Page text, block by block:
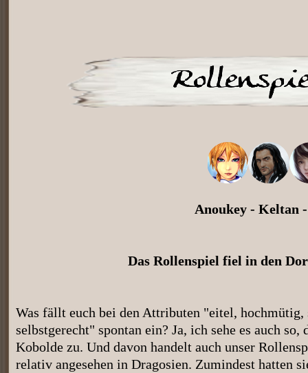
Anoukey - Keltan
Das Rollenspiel fiel in den
Was fällt euch bei den Attributen "eitel,
selbstgerecht" spontan ein? Ja, ich sehe es auch
Kobolde zu. Und davon handelt auch unser
relativ angesehen in Dragosien. Zumindest hatten